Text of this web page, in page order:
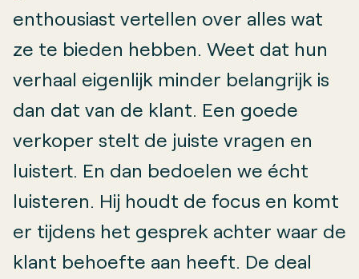
enthousiast vertellen over alles wat
ze te bieden hebben. Weet dat hun
verhaal eigenlijk minder belangrijk is
dan dat van de klant. Een goede
verkoper stelt de juiste vragen en
luistert. En dan bedoelen we écht
luisteren. Hij houdt de focus en komt
er tijdens het gesprek achter waar de
klant behoefte aan heeft. De deal